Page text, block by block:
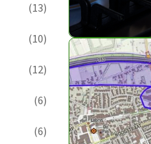
(13)
(10)
(12)
(6)
(6)